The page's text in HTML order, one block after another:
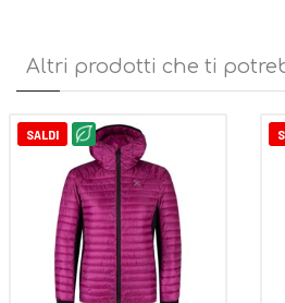
• Tasche interne aperte
• Cappuccio, polsi e fondo rifiniti con
• Capo ideale per varie attività outdoor
Altri prodotti che ti
SALDI